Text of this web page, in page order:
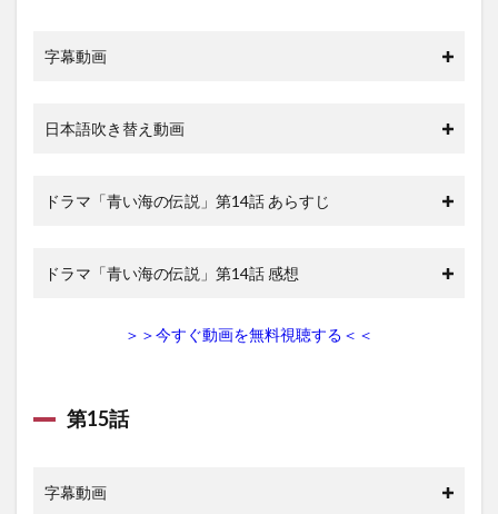
字幕動画
日本語吹き替え動画
ドラマ「青い海の伝説」第14話 あらすじ
ドラマ「青い海の伝説」第14話 感想
＞＞今すぐ動画を無料視聴する＜＜
第15話
字幕動画